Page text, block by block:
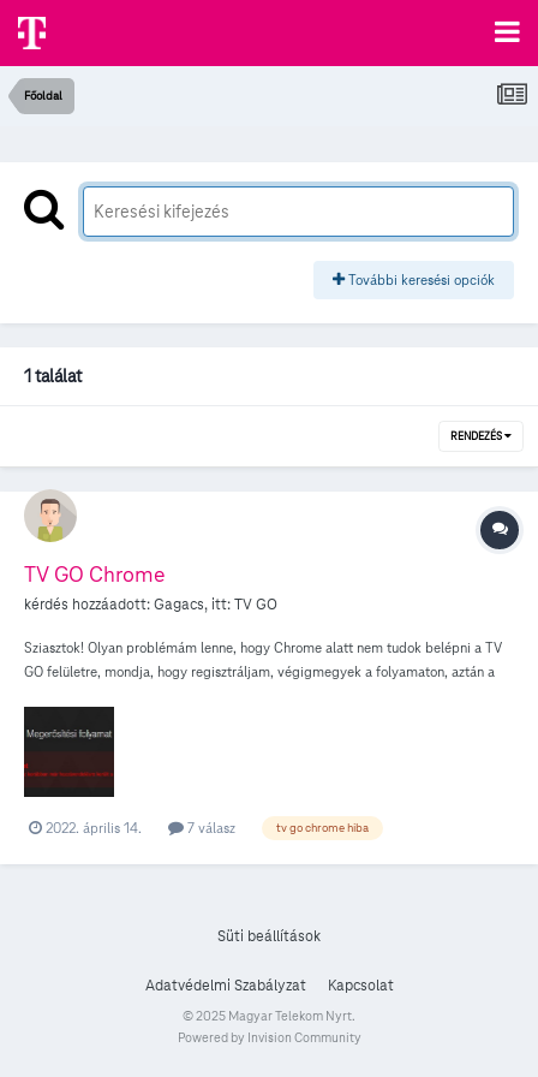
Főoldal
További keresési opciók
1 találat
RENDEZÉS
TV GO Chrome
kérdés hozzáadott:Gagacs, itt:TV GO
Sziasztok! Olyan problémám lenne, hogy Chrome alatt nem tudok belépni a TV
GO felületre, mondja, hogy regisztráljam, végigmegyek a folyamaton, aztán a
furcsa az, hogy EDGE alatt simán működik. Valakinek valami ötlet esetleg? Köszi
előre is.
2022. április 14. 7 válasz tv go chrome hiba
Süti beállítások
Adatvédelmi Szabályzat Kapcsolat
© 2025 Magyar Telekom Nyrt.
Powered by Invision Community